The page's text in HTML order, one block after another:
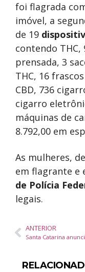
foi flagrada
imóvel, a
de 19
contendo THC,
prensada, 3
THC, 16
CBD, 736
cigarro
máquinas de
8.792,00 em
As mulheres,
em flagrante e
de Polícia
legais.
ANTERIOR